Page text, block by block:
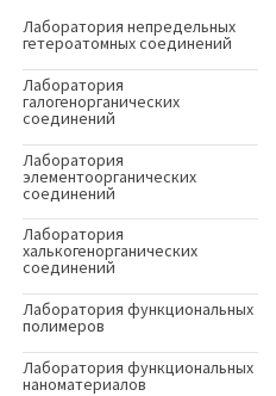
Лаборатория непредельных
гетероатомных соединений
Лаборатория
галогенорганических
соединений
Лаборатория
элементоорганических
соединений
Лаборатория
халькогенорганических
соединений
Лаборатория функциональных
полимеров
Лаборатория функциональных
наноматериалов